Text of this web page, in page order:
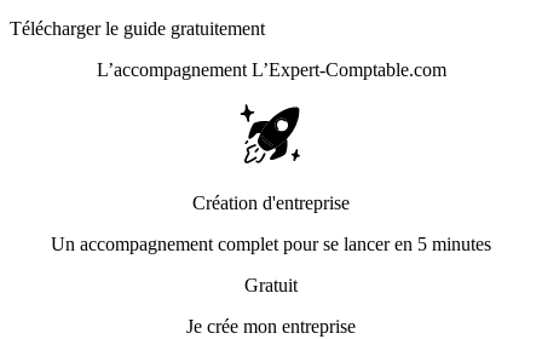
Télécharger le guide gratuitement
L’accompagnementL’Expert-Comptable.com
Création d'entreprise
Un accompagnement complet pour se lancer en 5 minutes
Gratuit
Je crée mon entreprise